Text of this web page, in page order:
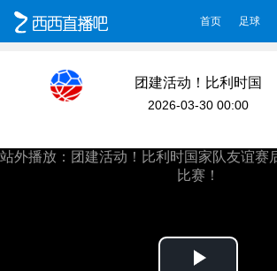
首页 足球
团建活动！比利时国
家队友谊赛后去看国
2026-03-30 00:00